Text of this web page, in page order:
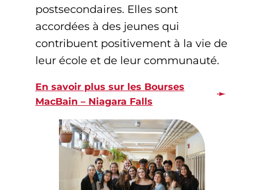
postsecondaires. Elles sont
accordées à des jeunes qui
contribuent positivement à la vie de
leur école et de leur communauté.
En savoir plus sur les Bourses
MacBain – Niagara Falls